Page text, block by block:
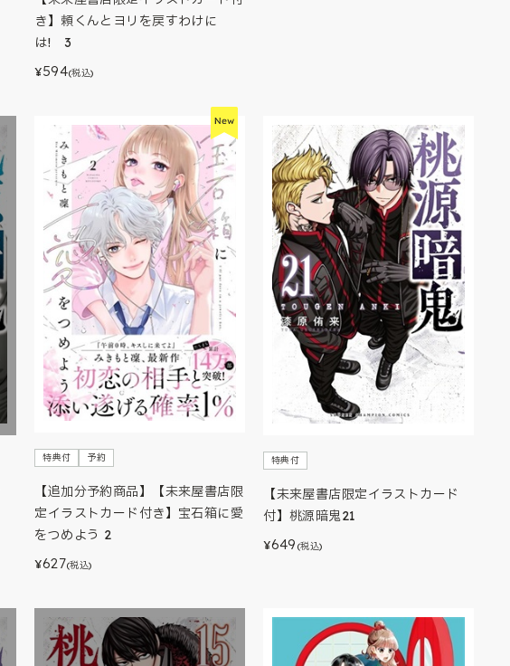
き】頼くんとヨリを戻すわけに
は! 3
¥594(税込)
特典付 予約
【追加分予約商品】【未来屋書店限
定イラストカード付き】宝石箱に愛
をつめよう 2
¥627(税込)
特典付
【未来屋書店限定イラストカード
付】桃源暗鬼21
¥649 (税込)